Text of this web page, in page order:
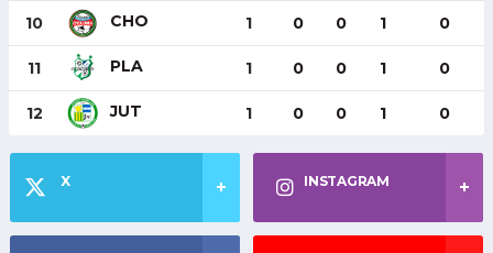
10 CHO 1 0 0 1 0
11 PLA 1 0 0 1 0
12 JUT 1 0 0 1 0
X INSTAGRAM